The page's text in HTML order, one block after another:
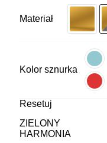
Materiał
Kolor sznurka
Resetuj
ZIELONY
HARMONIA